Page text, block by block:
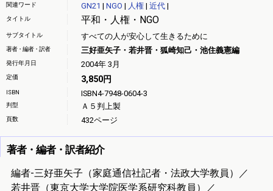
関連ワード GN21 | NGO | 人権| 近代|
平和・人権・NGO
タイトル
サブタイトル すべての人が安心して生きるために
著者・編者・訳者 三好亜矢子・若井晋・狐崎知己・池住義憲編
発行年月日 2004年 3月
定価 3,850円
ISBN ISBN4-7948-0604-3
判型 Ａ５判上製
頁数 432ページ
著者・編者・訳者紹介
編者-三好亜矢子（家庭通信社記者・法政大学教員）／
若井晋（東京大学大学院医学系研究科教員）／